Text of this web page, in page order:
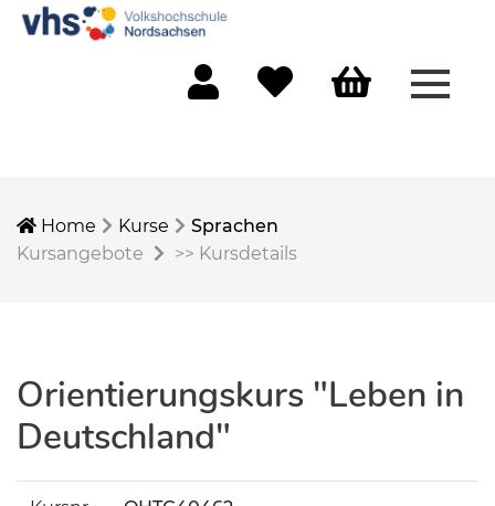
Home Kurse
Sprachen
Kursangebote
>> Kursdetails
Orientierungskurs "Leben in
Deutschland"